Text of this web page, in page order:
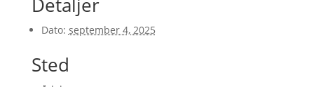
Dato: september 4, 2025
Sted